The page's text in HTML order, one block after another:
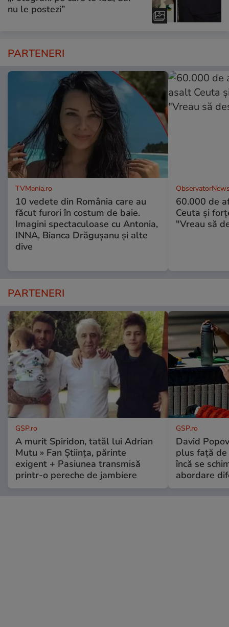
nu le postezi”
PARTENERI
TVMania.ro
10 vedete din România care au
făcut furori în costum de baie.
Imagini spectaculoase cu Antonia,
INNA, Bianca Drăgușanu și alte
dive
60.000 de
Ceuta şi
"Vreau să
PARTENERI
GSP.ro
A murit Spiridon, tatăl lui Adrian
Mutu » Fan Știința, părinte
exigent + Pasiunea transmisă
printr-o pereche de jambiere
GSP.ro
David
plus față de
încă se
abordare